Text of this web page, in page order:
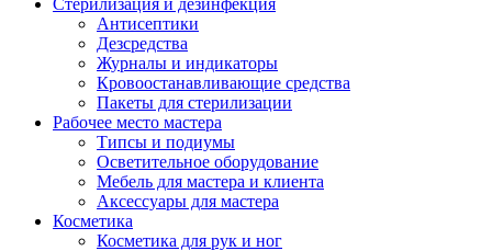
Стерилизация и дезинфекция
Антисептики
Дезсредства
Журналы и индикаторы
Кровоостанавливающие средства
Пакеты для стерилизации
Рабочее место мастера
Типсы и подиумы
Осветительное оборудование
Мебель для мастера и клиента
Аксессуары для мастера
Косметика
Косметика для рук и ног